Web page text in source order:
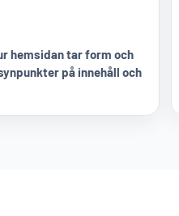
hemsidan tar form och
på innehåll och